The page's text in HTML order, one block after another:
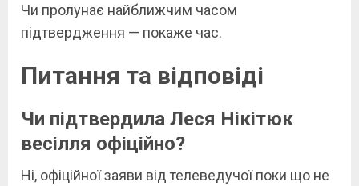
Чи пролунає найближчим часом
підтвердження — покаже час.
Питання та відповіді
Чи підтвердила Леся Нікітюк
весілля офіційно?
Ні, офіційної заяви від телеведучої поки що не